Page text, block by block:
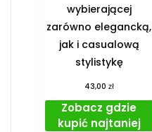
wybierającej
zarówno elegancką,
jak i casualową
stylistykę
43,00 zł
Zobacz gdzie
kupić najtaniej